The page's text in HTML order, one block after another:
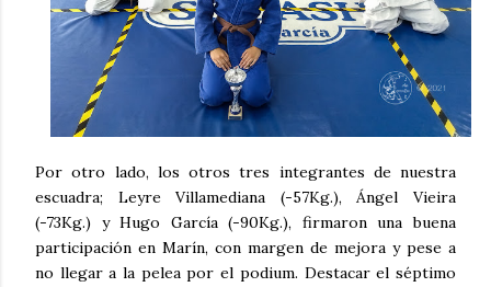
Por otro lado, los otros tres integrantes de nuestra
escuadra; Leyre Villamediana (-57Kg.), Ángel Vieira
(-73Kg.) y Hugo García (-90Kg.), firmaron una buena
participación en Marín, con margen de mejora y pese a
no llegar a la pelea por el podium. Destacar el séptimo